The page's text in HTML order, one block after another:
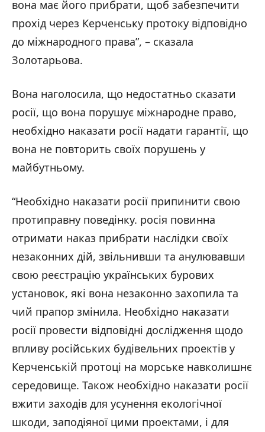
вона має його прибрати, щоб забезпечити
прохід через Керченську протоку відповідно
до міжнародного права”, – сказала
Золотарьова.
Вона наголосила, що недостатньо сказати
росії, що вона порушує міжнародне право,
необхідно наказати росії надати гарантії, що
вона не повторить своїх порушень у
майбутньому.
“Необхідно наказати росії припинити свою
протиправну поведінку. росія повинна
отримати наказ прибрати наслідки своїх
незаконних дій, звільнивши та анулювавши
свою реєстрацію українських бурових
установок, які вона незаконно захопила та
чий прапор змінила. Необхідно наказати
росії провести відповідні дослідження щодо
впливу російських будівельних проектів у
Керченській протоці на морське навколишнє
середовище. Також необхідно наказати росії
вжити заходів для усунення екологічної
шкоди, заподіяної цими проектами, і для